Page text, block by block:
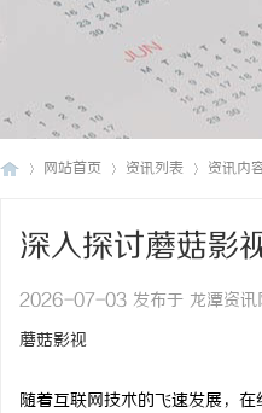
网站首页 资讯列表 资讯内
深入探讨蘑菇影
2026-07-03 发布于 龙潭资讯
蘑菇影视
随着互联网技术的飞速发展，